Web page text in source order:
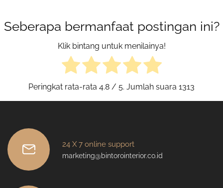
Seberapa bermanfaat postingan ini?
Klik bintang untuk menilainya!
Peringkat rata-rata 4.8 / 5. Jumlah suara 1313
24 X 7 online support
marketing@bintorointerior.co.id